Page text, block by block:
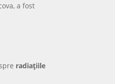
a fost
radiațiile